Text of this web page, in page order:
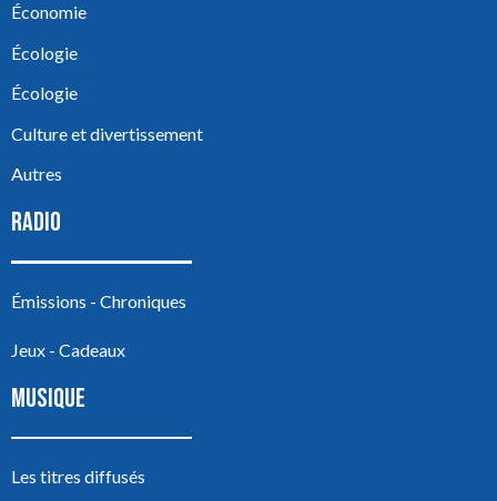
Économie
Écologie
Écologie
Culture et divertissement
Autres
RADIO
Émissions - Chroniques
Jeux - Cadeaux
MUSIQUE
Les titres diffusés